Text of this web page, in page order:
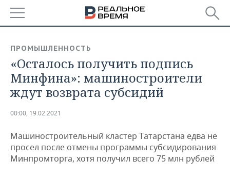
БАШКОРТОСТАН
ТАТАРСТАН
НОВОСТИ
АНАЛИТИКА
ДЕКЛАРАЦИИ О ДОХОДАХ
КОРОЛИ ГОСЗАКАЗА ПФО
НОВОСТИ ЭКОНОМИКИ
ФИНАНСЫ
ПРОМЫШЛЕННОСТЬ
НОВОСТИ
ПРОМЫШЛЕННОСТИ
НЕДВИЖИМОСТЬ
ПРОМЫШЛЕННОСТЬ
«Осталось получить подпись
Минфина»: машиностроители
ждут возврата субсидий
00:00, 19.02.2021
Машиностроительный кластер Татарстана едва не
просел после отмены программы субсидирования
Минпромторга, хотя получил всего 75 млн рублей